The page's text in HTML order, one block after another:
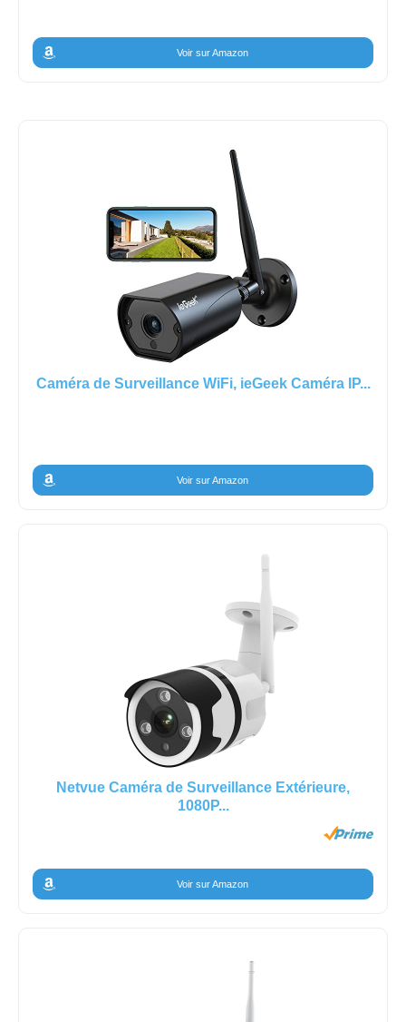
Voir sur Amazon
Caméra de Surveillance WiFi, ieGeek Caméra IP...
Voir sur Amazon
Netvue Caméra de Surveillance Extérieure,
1080P...
Voir sur Amazon